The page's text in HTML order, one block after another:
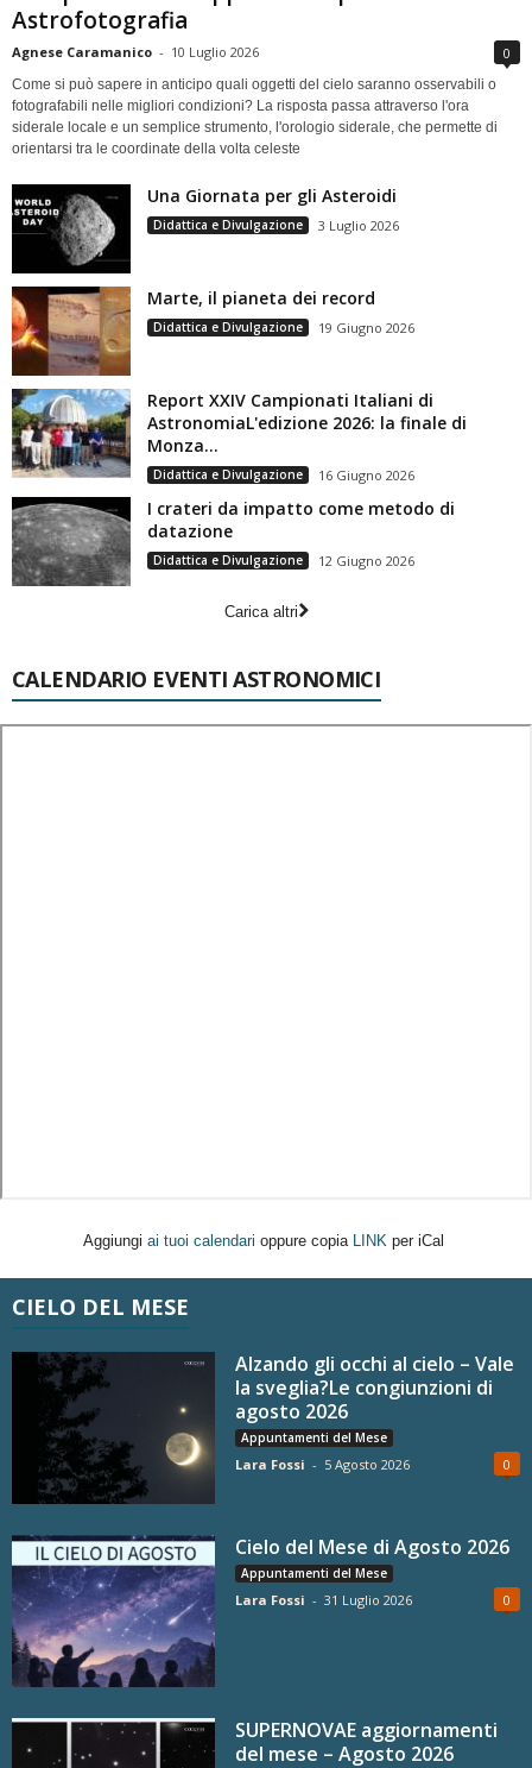
Astrofotografia
Agnese Caramanico - 10 Luglio 2026 0
Come si può sapere in anticipo quali oggetti del cielo saranno osservabili o
fotografabili nelle migliori condizioni? La risposta passa attraverso l'ora
siderale locale e un semplice strumento, l'orologio siderale, che permette di
orientarsi tra le coordinate della volta celeste
Una Giornata per gli Asteroidi
Didattica e Divulgazione 3 Luglio 2026
Marte, il pianeta dei record
Didattica e Divulgazione 19 Giugno 2026
Report XXIV Campionati Italiani di
AstronomiaL'edizione 2026: la finale di
Monza...
Didattica e Divulgazione 16 Giugno 2026
I crateri da impatto come metodo di
datazione
Didattica e Divulgazione 12 Giugno 2026
Carica altri
CALENDARIO EVENTI ASTRONOMICI
Aggiungi ai tuoi calendari oppure copia LINK per iCal
CIELO DEL MESE
Alzando gli occhi al cielo – Vale
la sveglia?Le congiunzioni di
agosto 2026
Appuntamenti del Mese
Lara Fossi - 5 Agosto 2026 0
Cielo del Mese di Agosto 2026
Appuntamenti del Mese
Lara Fossi - 31 Luglio 2026 0
SUPERNOVAE aggiornamenti
del mese – Agosto 2026